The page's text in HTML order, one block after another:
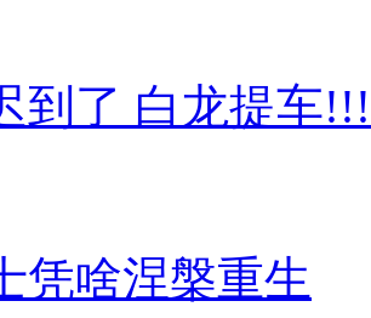
到了 白龙提车
凭啥涅槃重生